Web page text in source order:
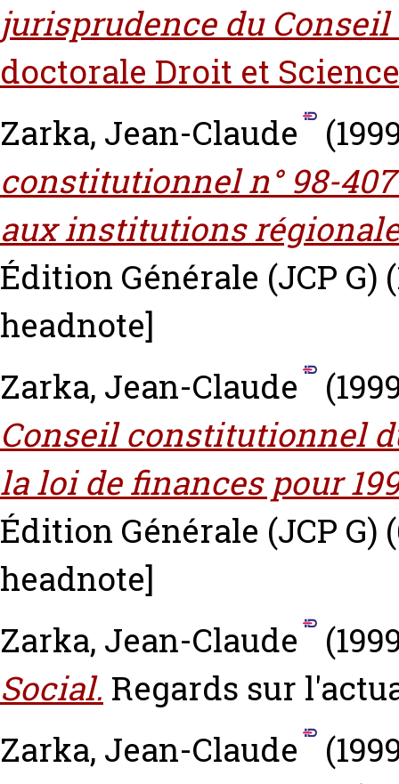
jurisprudence du
doctorale Droit et
Zarka, Jean-Claude
constitutionnel n° 98-
aux institutions
Édition Générale (JCP G)
headnote]
Zarka, Jean-Claude
Conseil constitutionnel
la loi de finances pour
Édition Générale (JCP G)
headnote]
Zarka, Jean-Claude
Social. Regards sur
Zarka, Jean-Claude